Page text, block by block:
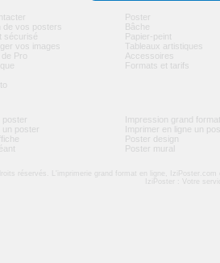
de vos posters
sécurisé
vos images
Pro
Poster
Bâche
Papier-peint
Tableaux artistiques
Accessoires
Formats et tarifs
poster
un poster
Impression grand format
Imprimer en ligne un
Poster design
Poster mural
réservés. L'imprimerie grand format en ligne,
IziPoster : Votre